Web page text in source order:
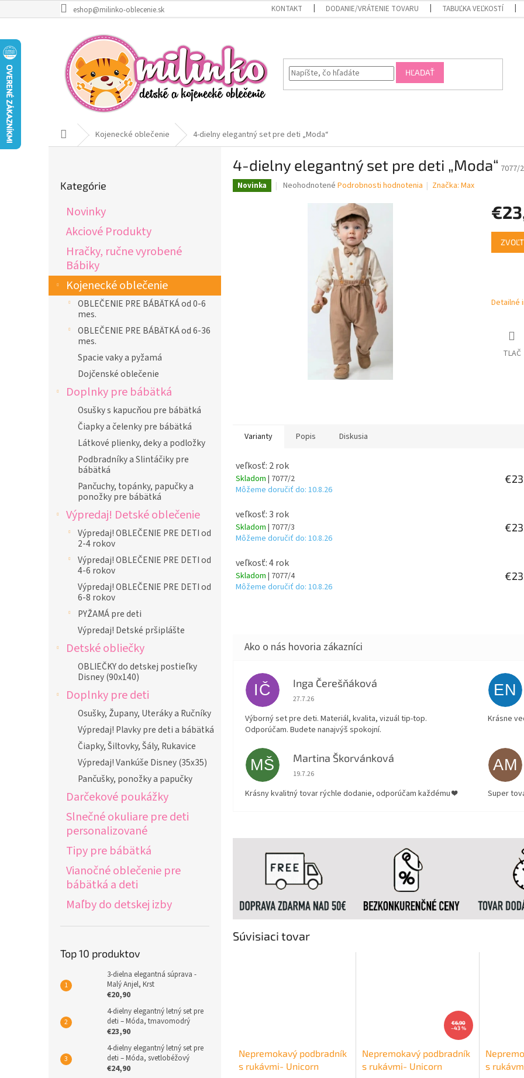
na
eshop@milinko-oblecenie.sk KONTAKT DODANIE/VRÁTENIE TOVARU TABUĽKA VEĽKOSTÍ
HĽADAŤ
DomovKojenecké oblečenie 4-dielny elegantný set pre deti „Moda“
kategórie
Kategórie
Novinky
Akciové Produkty
Hračky, ručne vyrobené
Bábiky
Kojenecké oblečenie
OBLEČENIE PRE BÁBÄTKÁ od 0-6
mes.
OBLEČENIE PRE BÁBÄTKÁ od 6-36
mes.
Spacie vaky a pyžamá
Dojčenské oblečenie
Doplnky pre bábätká
Osušky s kapucňou pre bábätká
Čiapky a čelenky pre bábätká
Látkové plienky, deky a podložky
Podbradníky a Slintáčiky pre
bábätká
Pančuchy, topánky, papučky a
ponožky pre bábätká
Výpredaj! Detské oblečenie
Výpredaj! OBLEČENIE PRE DETI od
2-4 rokov
Výpredaj! OBLEČENIE PRE DETI od
4-6 rokov
Výpredaj! OBLEČENIE PRE DETI od
6-8 rokov
PYŽAMÁ pre deti
Výpredaj! Detské pršiplášte
Detské obliečky
OBLIEČKY do detskej postieľky
Disney (90x140)
Doplnky pre deti
Osušky, Župany, Uteráky a Ručníky
Výpredaj! Plavky pre deti a bábätká
Čiapky, Šiltovky, Šály, Rukavice
Výpredaj! Vankúše Disney (35x35)
Pančušky, ponožky a papučky
Darčekové poukážky
Slnečné okuliare pre deti
personalizované
Tipy pre bábätká
Vianočné oblečenie pre
bábätká a deti
Maľby do detskej izby
Top 10 produktov
3-dielna elegantná súprava -
Malý Anjel, Krst
€20,90
4-dielny elegantný letný set pre
deti – Móda, tmavomodrý
€23,90
4-dielny elegantný letný set pre
deti – Móda, svetlobéžový
€24,90
4-dielny elegantný set pre deti „Moda“ 7077/2
Novinka
Priemerné
Neohodnotené Podrobnosti hodnotenia Značka:Max
cena:
Detailné
TLAČ
Súvisiaci tovar
Nepremokavý podbradník
s rukávmi- Unicorn
€6,90
–43 %
Nepremokavý podbradník
s rukávmi- Unicorn
s
Varianty Popis Diskusia
veľkosť: 2 rok
Skladom | 7077/2
Môžeme doručiť do: 10.8.26
veľkosť: 3 rok
Skladom | 7077/3
Môžeme doručiť do: 10.8.26
veľkosť: 4 rok
Skladom | 7077/4
Môžeme doručiť do: 10.8.26
IČ Inga Čerešňáková
Hodnotenie obchodu je 5 z 5 hviezdičiek.
27.7.26
Výborný set pre deti. Materiál, kvalita, vizuál tip-top.
Odporúčam. Budete nanajvýš spokojní.
EN
Krásne
MŠ Martina Škorvánková
Hodnotenie obchodu je 5 z 5 hviezdičiek.
19.7.26
Krásny kvalitný tovar rýchle dodanie, odporúčam každému ❤️
AM
Super